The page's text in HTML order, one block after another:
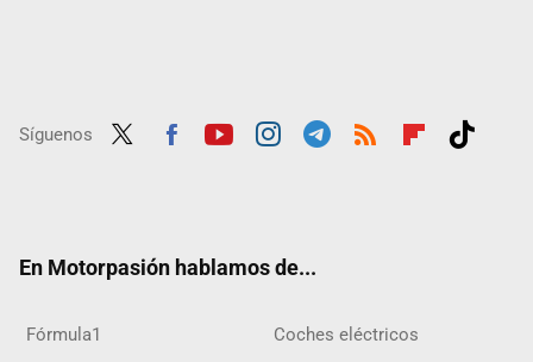
Síguenos
En Motorpasión hablamos de...
Fórmula1 Coches eléctricos